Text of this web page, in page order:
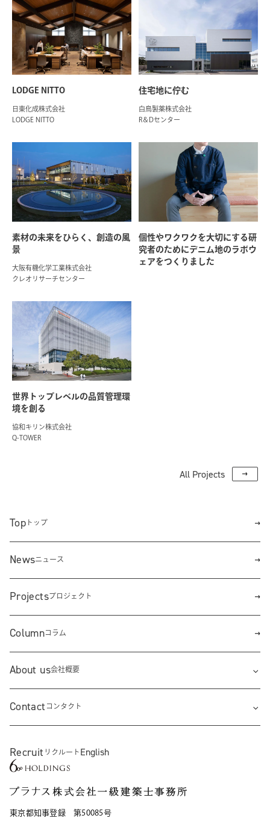
LODGE NITTO
日東化成株式会社
LODGE NITTO
住宅地に佇む
白鳥製薬株式会社
R＆Dセンター
素材の未来をひらく、創造の風
景
大阪有機化学工業株式会社
クレオリサーチセンター
個性やワクワクを大切にする研
究者のためにデニム地のラボウ
ェアをつくりました
世界トップレベルの品質管理環
境を創る
協和キリン株式会社
Q-TOWER
All Projects
Top トップ
Projectsプロジェクト
About us会社概要
Newsニュース
Columnコラム
Contact コンタクト
Recruit リクルート English
東京都知事登録 第50085号